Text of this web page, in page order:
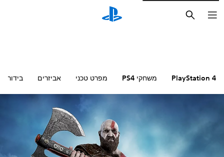
חיפוש
PlayStation 4 משחקי PS4 מפרט טכני אביזרים בידור